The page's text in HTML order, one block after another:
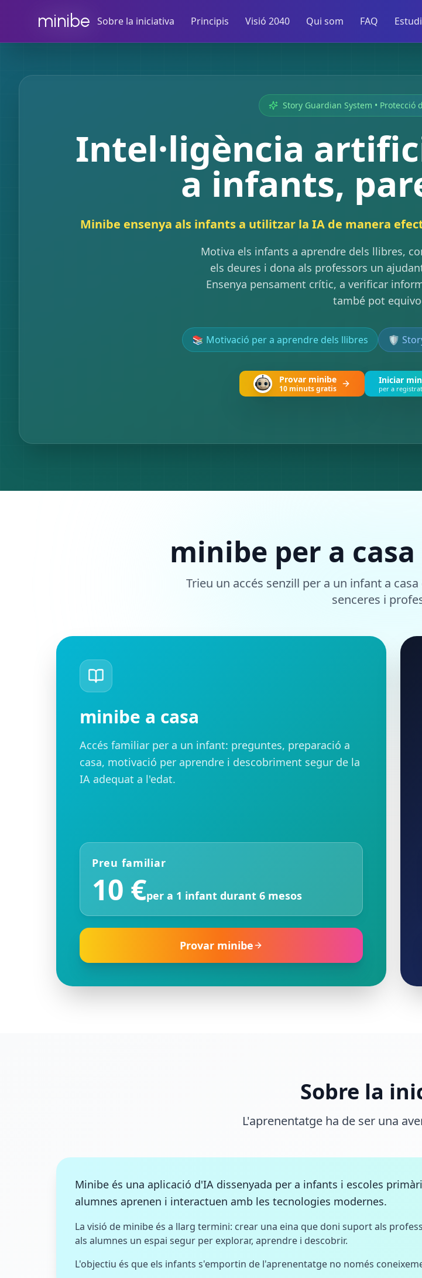
minibe Sobre la iniciativa Principis Visió 2040 Qui som FAQ
Story Guardian System •
Intel·ligència
a infants,
Minibe ensenya als infants a utilitzar la IA de manera
Motiva els infants a aprendre dels llibres,
els deures i dona als professors un
Ensenya pensament crític, a verificar
també pot
📚 Motivació per a aprendre dels llibres 🛡️
Provar minibe
10 minuts gratis
Iniciar
per a
minibe per a
Trieu un accés senzill per a un infant a
senceres i
minibe a casa
Accés familiar per a un infant: preguntes, preparació a
casa, motivació per aprendre i descobriment segur de la
IA adequat a l'edat.
Preu familiar
10 €per a 1 infant durant 6 mesos
Provar minibe
Sobre la
L'aprenentatge ha de ser una
Minibe és una aplicació d'IA dissenyada per a infants i escoles
alumnes aprenen i interactuen amb les tecnologies modernes.
La visió de minibe és a llarg termini: crear una eina que doni suport als
als alumnes un espai segur per explorar, aprendre i descobrir.
L'objectiu és que els infants s'emportin de l'aprenentatge no només